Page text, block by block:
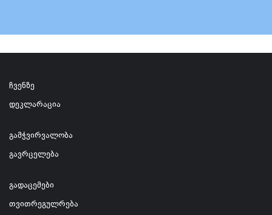
ჩვენზე
დეკლარაცია
გამჭვირვალობა
გავრცელება
გადაცემები
თვითრეგულრება